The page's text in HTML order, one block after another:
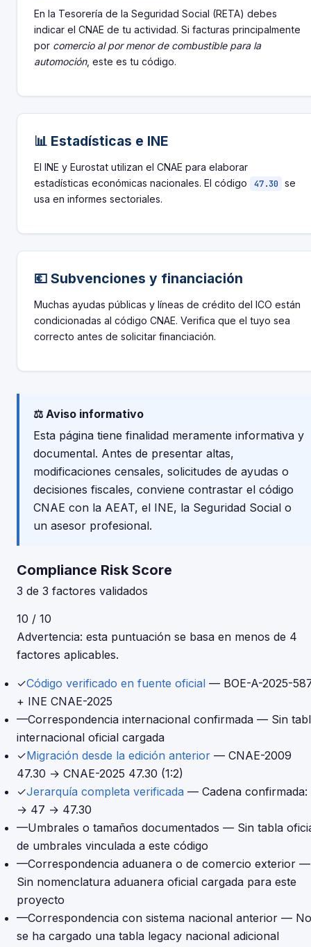
En la Tesorería de la Seguridad Social (RETA) debes
indicar el CNAE de tu actividad. Si facturas principalmente
por comercio al por menor de combustible para la
automoción, este es tu código.
📊 Estadísticas e INE
El INE y Eurostat utilizan el CNAE para elaborar
estadísticas económicas nacionales. El código
47.30 se
usa en informes sectoriales.
💶 Subvenciones y financiación
Muchas ayudas públicas y líneas de crédito del ICO están
condicionadas al código CNAE. Verifica que el tuyo sea
correcto antes de solicitar financiación.
⚖️ Aviso informativo
Esta página tiene finalidad meramente informativa y
documental. Antes de presentar altas,
modificaciones censales, solicitudes de ayudas o
decisiones fiscales, conviene contrastar el código
CNAE con la AEAT, el INE, la Seguridad Social o
un asesor profesional.
Compliance Risk Score
3 de 3 factores validados
10 / 10
Advertencia: esta puntuación se basa en menos de 4
factores aplicables.
✓Código verificado en fuente oficial — BOE-A-2025-
+ INE CNAE-2025
—Correspondencia internacional confirmada — Sin
internacional oficial cargada
✓Migración desde la edición anterior — CNAE-2009
47.30 → CNAE-2025 47.30 (1:2)
✓Jerarquía completa verificada — Cadena confirmada:
→ 47 → 47.30
—Umbrales o tamaños documentados — Sin tabla
de umbrales vinculada a este código
—Correspondencia aduanera o de comercio exterior —
Sin nomenclatura aduanera oficial cargada para este
proyecto
—Correspondencia con sistema nacional anterior — No
se ha cargado una tabla legacy nacional adicional